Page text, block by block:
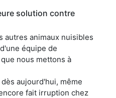
solution contre
autres animaux nuisibles
équipe de
nous mettons à
aujourd'hui, même
fait irruption chez